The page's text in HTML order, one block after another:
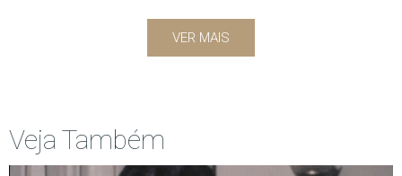
VER MAIS
Veja Também